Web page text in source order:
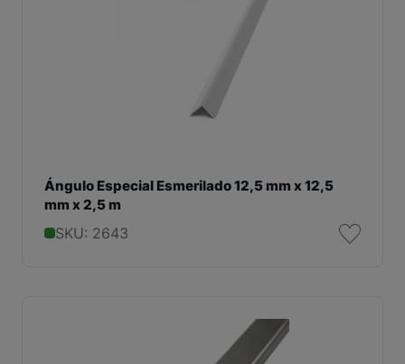
Ángulo Especial Esmerilado 12,5 mm x 12,5
mm x 2,5 m
SKU: 2643